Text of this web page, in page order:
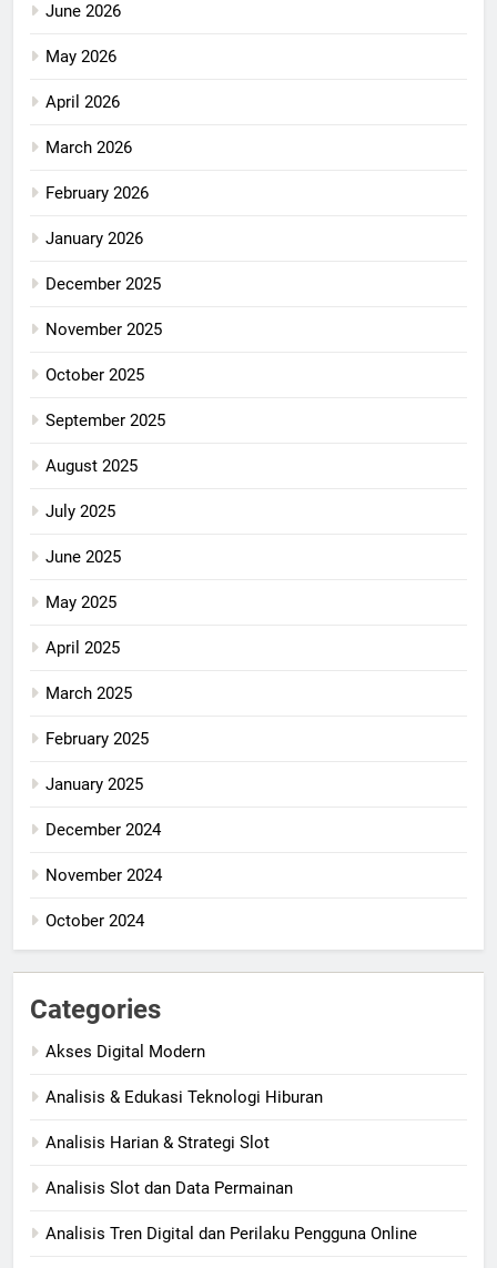
June 2026
May 2026
April 2026
March 2026
February 2026
January 2026
December 2025
November 2025
October 2025
September 2025
August 2025
July 2025
June 2025
May 2025
April 2025
March 2025
February 2025
January 2025
December 2024
November 2024
October 2024
Categories
Akses Digital Modern
Analisis & Edukasi Teknologi Hiburan
Analisis Harian & Strategi Slot
Analisis Slot dan Data Permainan
Analisis Tren Digital dan Perilaku Pengguna Online